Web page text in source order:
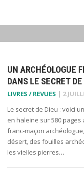
UN ARCHÉOLOGUE
DANS LE SECRET
LIVRES / REVUES | 2
Le secret de Dieu : voici
en haleine sur 580
franc-maçon
désert, des fouilles
les vielles pierres…